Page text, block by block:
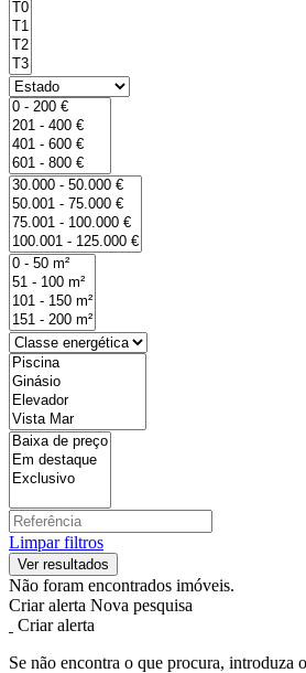
Limpar filtros
Não foram encontrados imóveis.
Criar alerta Nova pesquisa
Criar alerta
Se não encontra o que procura, introduza